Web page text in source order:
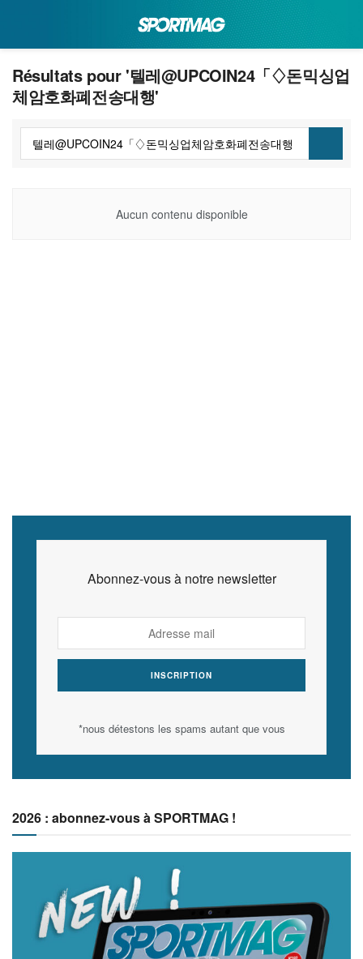
Résultats pour '텔레@UPCOIN24「♢돈믹싱업
체암호화폐전송대행'
Aucun contenu disponible
Abonnez-vous à notre newsletter
*nous détestons les spams autant que vous
2026 : abonnez-vous à SPORTMAG !